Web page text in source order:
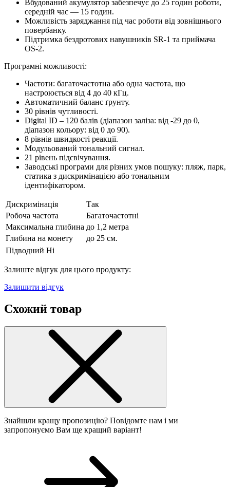
Вбудований акумулятор забезпечує до 25 годин роботи,
середній час — 15 годин.
Можливість заряджання під час роботи від зовнішнього
повербанку.
Підтримка бездротових навушників SR-1 та приймача
OS-2.
Програмні можливості:
Частоти: багаточастотна або одна частота, що
настроюється від 4 до 40 кГц.
Автоматичний баланс ґрунту.
30 рівнів чутливості.
Digital ID – 120 балів (діапазон заліза: від -29 до 0,
діапазон кольору: від 0 до 90).
8 рівнів швидкості реакції.
Модульований тональний сигнал.
21 рівень підсвічування.
Заводські програми для різних умов пошуку: пляж, парк,
статика з дискримінацією або тональним
ідентифікатором.
Дискримінація
Так
Робоча частота
Багаточастотні
Максимальна глибина до 1,2 метра
Глибина на монету
до 25 см.
Підводний Ні
Залиште відгук для цього продукту:
Залишити відгук
Схожий товар
Знайшли кращу пропозицію? Повідомте нам і ми
запропонуємо Вам ще кращий варіант!